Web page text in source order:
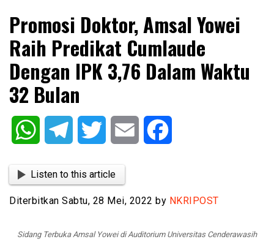
NKRIPOST
Promosi Doktor, Amsal Yowei
Raih Predikat Cumlaude
Dengan IPK 3,76 Dalam Waktu
32 Bulan
WhatsAppTelegram Twitter Email
Listen to this article
Diterbitkan Sabtu, 28 Mei, 2022 by NKRIPOST
Sidang Terbuka Amsal Yowei di Auditorium Universitas Cenderawasih